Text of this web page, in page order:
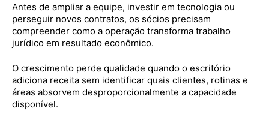
Antes de ampliar a equipe, investir em tecnologia ou
perseguir novos contratos, os sócios precisam
compreender como a operação transforma trabalho
jurídico em resultado econômico.
O crescimento perde qualidade quando o escritório
adiciona receita sem identificar quais clientes, rotinas e
áreas absorvem desproporcionalmente a capacidade
disponível.